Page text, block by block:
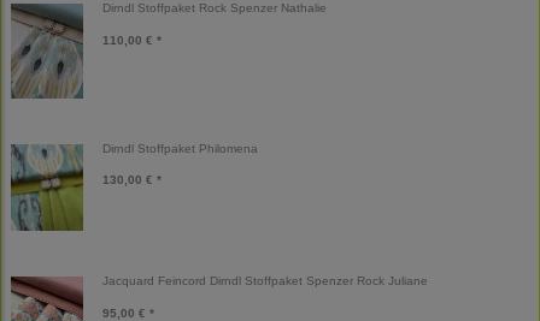
Dirndl Stoffpaket Rock Spenzer Nathalie
110,00 € *
Dirndl Stoffpaket Philomena
130,00 € *
Jacquard Feincord Dirndl Stoffpaket Spenzer Rock Juliane
95,00 € *